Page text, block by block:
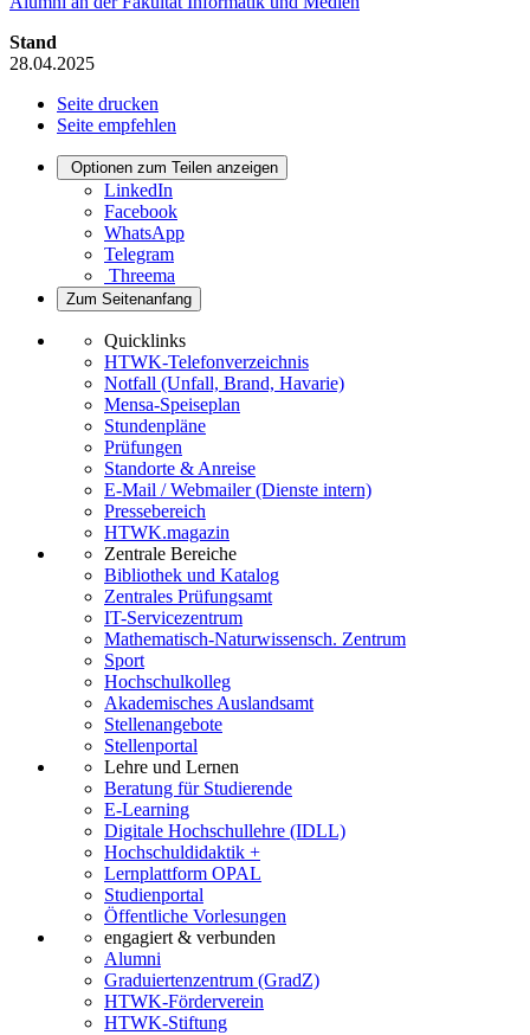
Stand
28.04.2025
Seite drucken
Seite empfehlen
Optionen zum Teilen anzeigen
LinkedIn
Facebook
WhatsApp
Telegram
Threema
Zum Seitenanfang
Quicklinks
HTWK-Telefonverzeichnis
Notfall (Unfall, Brand, Havarie)
Mensa-Speiseplan
Stundenpläne
Prüfungen
Standorte & Anreise
E-Mail / Webmailer (Dienste intern)
Pressebereich
HTWK.magazin
Zentrale Bereiche
Bibliothek und Katalog
Zentrales Prüfungsamt
IT-Servicezentrum
Mathematisch-Naturwissensch. Zentrum
Sport
Hochschulkolleg
Akademisches Auslandsamt
Stellenangebote
Stellenportal
Lehre und Lernen
Beratung für Studierende
E-Learning
Digitale Hochschullehre (IDLL)
Hochschuldidaktik +
Lernplattform OPAL
Studienportal
Öffentliche Vorlesungen
engagiert & verbunden
Alumni
Graduiertenzentrum (GradZ)
HTWK-Förderverein
HTWK-Stiftung